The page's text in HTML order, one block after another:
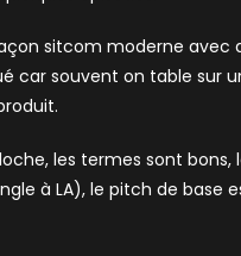
sitcom moderne avec
car souvent on table sur
les termes sont
à LA), le pitch de base